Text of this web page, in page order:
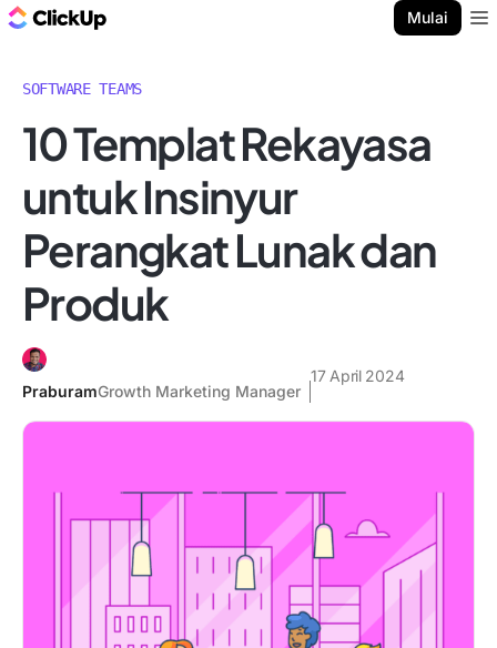
Mulai
SOFTWARE TEAMS
10 Templat Rekayasa
untuk Insinyur
Perangkat Lunak dan
Produk
PraburamGrowth Marketing Manager
17 April 2024